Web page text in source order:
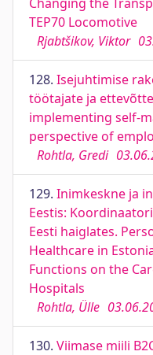
TEP70 Locomotive
Rjabtšikov, Viktor
128. Isejuhtimise
töötajate ja
implementing self-
perspective of
Rohtla, Gredi
129. Inimkeskne ja
Eestis:
Eesti haiglates.
Healthcare in
Functions on the
Hospitals
Rohtla, Ülle
130. Viimase miili